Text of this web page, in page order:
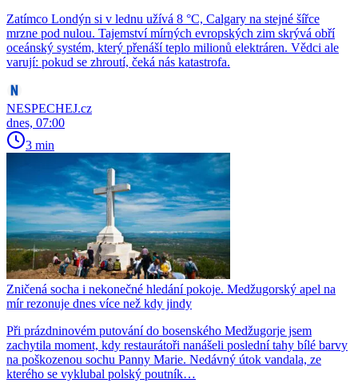
Zatímco Londýn si v lednu užívá 8 °C, Calgary na stejné šířce
mrzne pod nulou. Tajemství mírných evropských zim skrývá obří
oceánský systém, který přenáší teplo milionů elektráren. Vědci ale
varují: pokud se zhroutí, čeká nás katastrofa.
NESPECHEJ.cz
dnes, 07:00
3 min
Zničená socha i nekonečné hledání pokoje. Medžugorský apel na
mír rezonuje dnes více než kdy jindy
Při prázdninovém putování do bosenského Medžugorje jsem
zachytila moment, kdy restaurátoři nanášeli poslední tahy bílé barvy
na poškozenou sochu Panny Marie. Nedávný útok vandala, ze
kterého se vyklubal polský poutník…